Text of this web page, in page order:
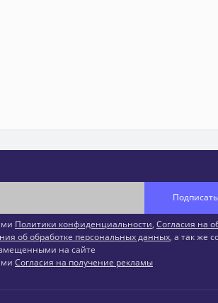
Политики конфиденциальности, Согласия на
об обработке персональных данных, а так же
на сайте
Согласия на получение рекламы